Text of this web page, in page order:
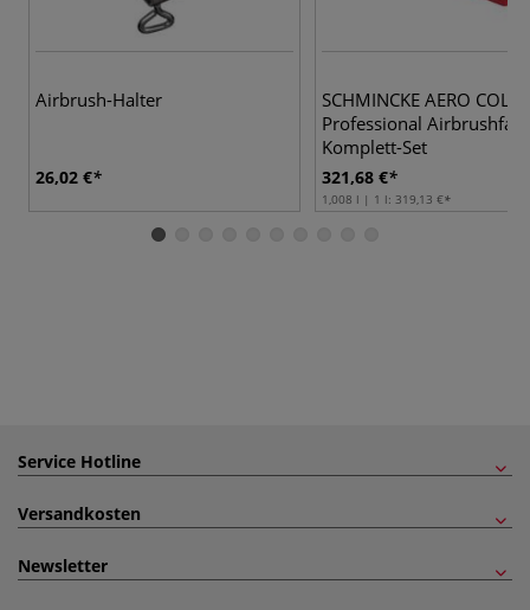
Airbrush-Halter
26,02 €
SCHMINCKE AERO
Professional
Komplett-Set
321,68 €
1,008 l | 1 l: 319,13 €
Service Hotline
Versandkosten
Newsletter